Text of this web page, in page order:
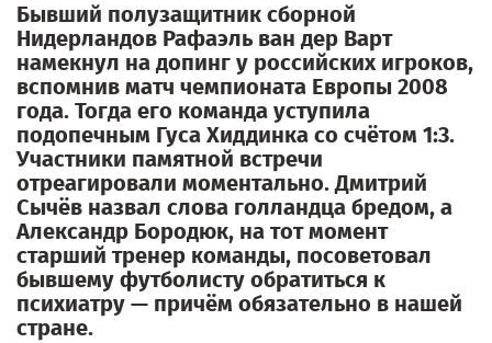
Бывший полузащитник сборной
Нидерландов Рафаэль ван дер Варт
намекнул на допинг у российских игроков,
вспомнив матч чемпионата Европы 2008
года. Тогда его команда уступила
подопечным Гуса Хиддинка со счётом 1:3.
Участники памятной встречи
отреагировали моментально. Дмитрий
Сычёв назвал слова голландца бредом, а
Александр Бородюк, на тот момент
старший тренер команды, посоветовал
бывшему футболисту обратиться к
психиатру — причём обязательно в нашей
стране.